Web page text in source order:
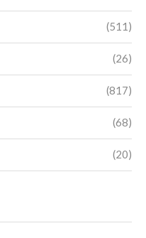
(511)
(26)
(817)
(68)
(20)